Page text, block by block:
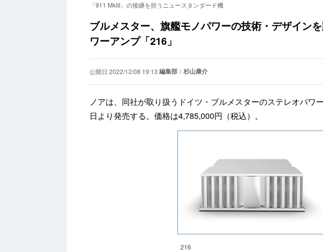
「911 MkIII」の後継を担うニュースタンダード機
ブルメスター、旗艦モノパワーの技術・デザイン
ワーアンプ「216」
公開日 2022/12/08 19:13 編集部：杉山康介
ノアは、同社が取り扱うドイツ・ブルメスターのステレオパワ
日より発売する。価格は4,785,000円（税込）。
216